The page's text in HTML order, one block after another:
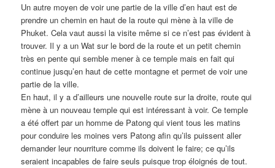
Un autre moyen de voir une partie de la ville d’en haut est de
prendre un chemin en haut de la route qui mène à la ville de
Phuket. Cela vaut aussi la visite même si ce n’est pas évident à
trouver. Il y a un Wat sur le bord de la route et un petit chemin
très en pente qui semble mener à ce temple mais en fait qui
continue jusqu’en haut de cette montagne et permet de voir une
partie de la ville.
En haut, il y a d’ailleurs une nouvelle route sur la droite, route qui
mène à un nouveau temple qui est intéressant à voir. Ce temple
a été offert par un homme de Patong qui vient tous les matins
pour conduire les moines vers Patong afin qu’ils puissent aller
demander leur nourriture comme ils doivent le faire; ce qu’ils
seraient incapables de faire seuls puisque trop éloignés de tout.